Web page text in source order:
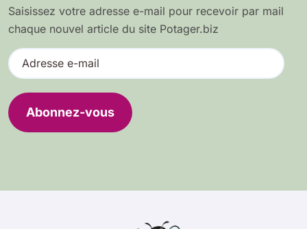
Saisissez votre adresse e-mail pour recevoir par mail
chaque nouvel article du site Potager.biz
A
d
e
s
Abonnez-vous